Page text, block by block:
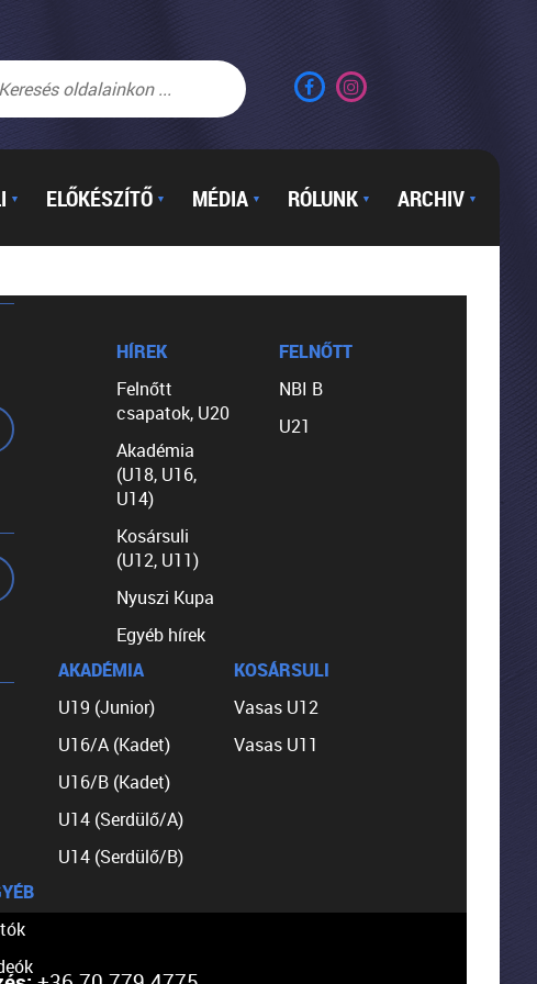
▼ ELŐKÉSZÍTŐ ▼ MÉDIA ▼ RÓLUNK ▼ ARCHIV ▼
HÍREK
Felnőtt
csapatok, U20
Akadémia
(U18, U16,
U14)
Kosársuli
(U12, U11)
Nyuszi Kupa
Egyéb hírek
FELNŐTT
NBI B
U21
AKADÉMIA
U19 (Junior)
U16/A (Kadet)
U16/B (Kadet)
U14 (Serdülő/A)
U14 (Serdülő/B)
KOSÁRSULI
Vasas U12
Vasas U11